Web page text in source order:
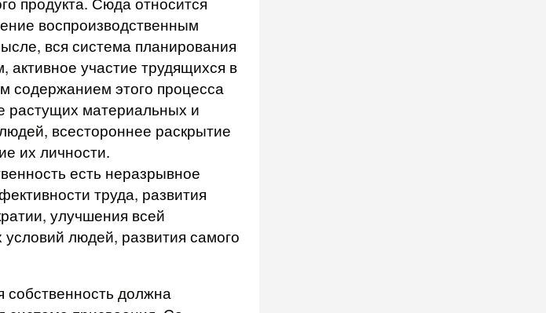
воспроизводственным
вся система планирования
активное участие трудящихся в
содержанием этого процесса
растущих материальных и
всестороннее раскрытие
их личности.
есть неразрывное
труда, развития
улучшения всей
людей, развития самого
собственность должна